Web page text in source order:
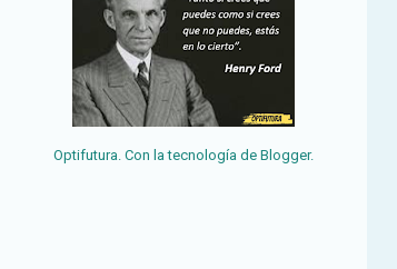
Optifutura. Con la tecnología de Blogger.